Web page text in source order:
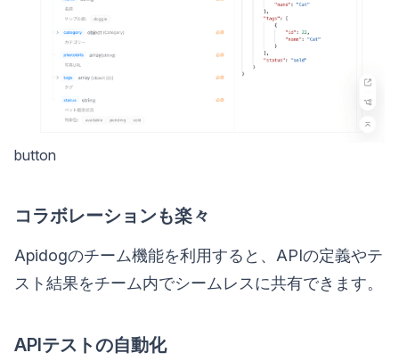
button
コラボレーションも楽々
Apidogのチーム機能を利用すると、APIの定義やテ
スト結果をチーム内でシームレスに共有できます。
APIテストの自動化